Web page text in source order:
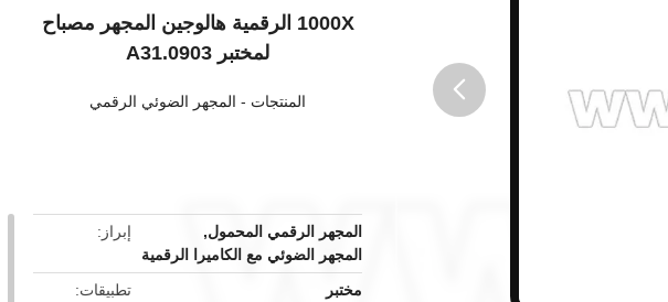
1000X الرقمية هالوجين المجهر مصباح
لمختبر A31.0903
المنتجات - المجهر الضوئي الرقمي
إبراز المجهر الرقمي المحمول,
المجهر الضوئي مع الكاميرا الرقمية
تطبيقات
مختبر